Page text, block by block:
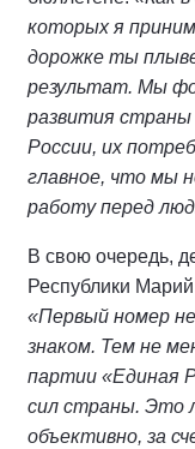
которых я
дорожке ты
результат. Мы
развития страны
России, их
главное, что мы
работу перед
В свою очередь,
Республики
«Первый номер
знаком. Тем не
партии «Единая
сил страны. Это
объективно, за